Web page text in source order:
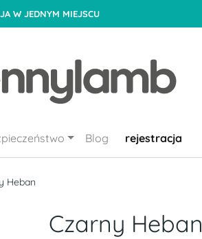
W JEDNYM MIEJSCU
Blog rejestracja
Heban
Czarny Heban